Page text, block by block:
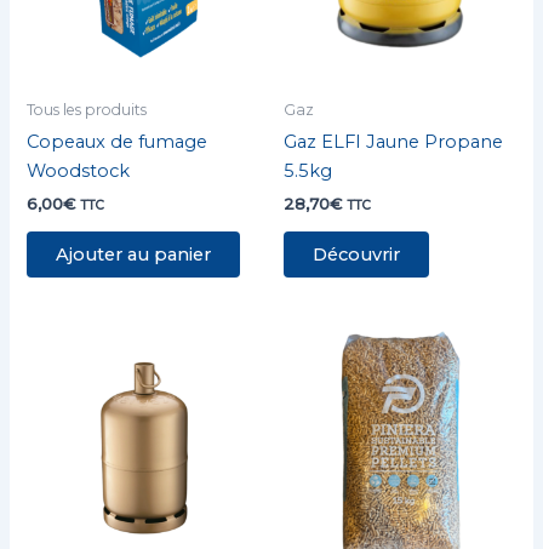
Tous les produits
Copeaux de fumage
Woodstock
6,00€ TTC
Ajouter au panier
Gaz
Gaz ELFI Jaune Propane
5.5kg
28,70€ TTC
Découvrir